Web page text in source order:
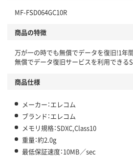
MF-FSD064GC10R
商品の特徴
万が一の時でも無償でデータを復旧!1年
無償でデータ復旧サービスを利用できる
商品仕様
メーカー：エレコム
ブランド：エレコム
メモリ規格：SDXC,Class10
重量：約2.0g
最低保証速度：10MB／sec